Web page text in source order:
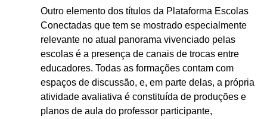
Outro elemento dos títulos da Plataforma Escolas
Conectadas que tem se mostrado especialmente
relevante no atual panorama vivenciado pelas
escolas é a presença de canais de trocas entre
educadores. Todas as formações contam com
espaços de discussão, e, em parte delas, a própria
atividade avaliativa é constituída de produções e
planos de aula do professor participante,